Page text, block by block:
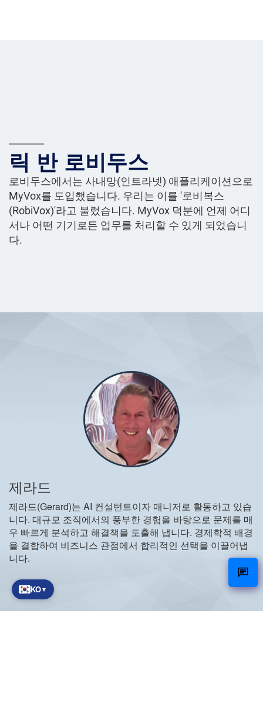
릭 반 로비두스
로비두스에서는 사내망(인트라넷) 애플리케이션으로
MyVox를 도입했습니다. 우리는 이를 '로비복스
(RobiVox)'라고 불렀습니다. MyVox 덕분에 언제 어디
서나 어떤 기기로든 업무를 처리할 수 있게 되었습니
다.
제라드
제라드(Gerard)는 AI 컨설턴트이자 매니저로 활동하고 있습
니다. 대규모 조직에서의 풍부한 경험을 바탕으로 문제를 매
우 빠르게 분석하고 해결책을 도출해 냅니다. 경제학적 배경
을 결합하여 비즈니스 관점에서 합리적인 선택을 이끌어냅
니다.
KO▼